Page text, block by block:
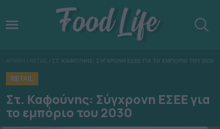
ΑΡΧΙΚΗ / RETAIL / ΣΤ. ΚΑΦΟΥΝΗΣ: ΣΥΓΧΡΟΝΗ ΕΣΕΕ ΓΙΑ ΤΟ ΕΜΠΟΡΙΟ ΤΟΥ 2030
RETAIL
Στ. Καφούνης: Σύγχρονη ΕΣΕΕ για
το εμπόριο του 2030